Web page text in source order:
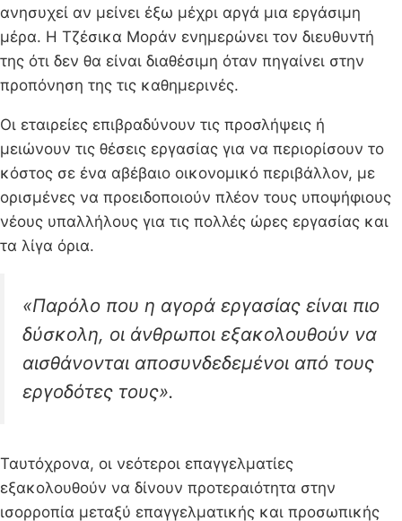
ανησυχεί αν μείνει έξω μέχρι αργά μια εργάσιμη
μέρα. Η Τζέσικα Μοράν ενημερώνει τον διευθυντή
της ότι δεν θα είναι διαθέσιμη όταν πηγαίνει στην
προπόνηση της τις καθημερινές.
Οι εταιρείες επιβραδύνουν τις προσλήψεις ή
μειώνουν τις θέσεις εργασίας για να περιορίσουν το
κόστος σε ένα αβέβαιο οικονομικό περιβάλλον, με
ορισμένες να προειδοποιούν πλέον τους υποψήφιους
νέους υπαλλήλους για τις πολλές ώρες εργασίας και
τα λίγα όρια.
«Παρόλο που η αγορά εργασίας είναι πιο
δύσκολη, οι άνθρωποι εξακολουθούν να
αισθάνονται αποσυνδεδεμένοι από τους
εργοδότες τους».
Ταυτόχρονα, οι νεότεροι επαγγελματίες
εξακολουθούν να δίνουν προτεραιότητα στην
ισορροπία μεταξύ επαγγελματικής και προσωπικής